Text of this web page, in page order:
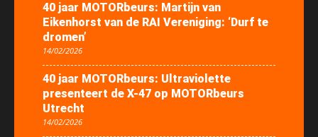
40 jaar MOTORbeurs: Martijn van
Eikenhorst van de RAI Vereniging: ‘Durf te
dromen’
14/02/2026
40 jaar MOTORbeurs: Ultraviolette
presenteert de X-47 op MOTORbeurs
Utrecht
14/02/2026